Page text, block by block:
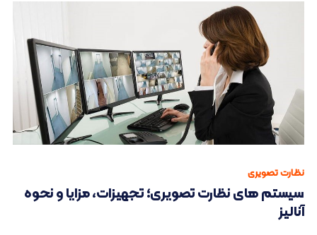
نظارت تصویری
سیستم های نظارت تصویری؛ تجهیزات، مزایا و نحوه
آنالیز